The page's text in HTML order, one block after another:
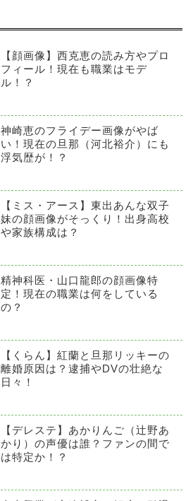
【顔画像】西克恵の読み方やプロ
フィール！現在も職業はモデ
ル！？
神崎恵のフライデー画像がやば
い！現在の旦那（河北裕介）にも
浮気歴が！？
【ミス・アース】東出あんな双子
妹の顔画像がそっくり！出身高校
や家族構成は？
精神科医・山口龍郎の顔画像特
定！現在の職業は何をしている
の？
【くらん】紅蘭と旦那リッキーの
離婚原因は？逮捕やDVの壮絶な
日々！
【デレステ】あかりんご（辻野あ
かり）の声優は誰？ファンの間で
は特定か！？